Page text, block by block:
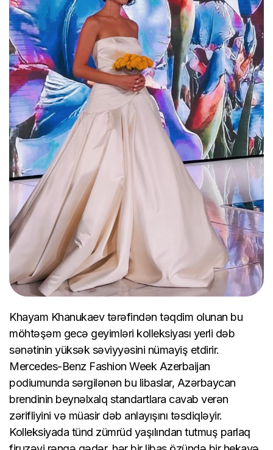
Khayam Khanukaev tərəfindən təqdim olunan bu
möhtəşəm gecə geyimləri kolleksiyası yerli dəb
sənətinin yüksək səviyyəsini nümayiş etdirir.
Mercedes-Benz Fashion Week Azerbaijan
podiumunda sərgilənən bu libaslar, Azərbaycan
brendinin beynəlxalq standartlara cavab verən
zərifliyini və müasir dəb anlayışını təsdiqləyir.
Kolleksiyada tünd zümrüd yaşılından tutmuş parlaq